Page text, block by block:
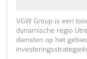
VGW Group is een
dynamische regio
diensten op het